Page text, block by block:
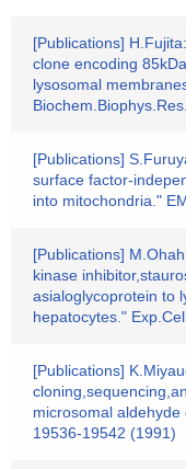
[Publications]
clone encoding
lysosomal
[Publications]
surface factor-
into mitochondria."
[Publications]
kinase
asialoglycoprotein to
hepatocytes."
[Publications]
microsomal aldehyde
19536-19542 (1991)